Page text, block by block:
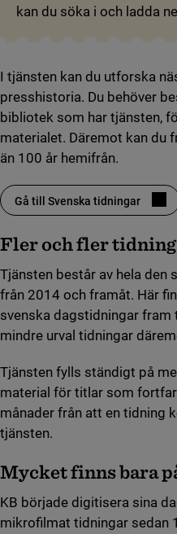
kan du söka i och ladda
I tjänsten kan du utforska
presshistoria. Du behöver
bibliotek som har tjänsten,
materialet. Däremot kan du
än 100 år hemifrån.
Gå till Svenska tidningar
(länk till annan webbplats,
Fler och fler
Tjänsten består av hela den
från 2014 och framåt. Här
svenska dagstidningar
mindre urval tidningar
Tjänsten fylls ständigt på
material för titlar som
månader från att en tidning
tjänsten.
Mycket finns bara
KB började digitisera sina
mikrofilmat tidningar sedan